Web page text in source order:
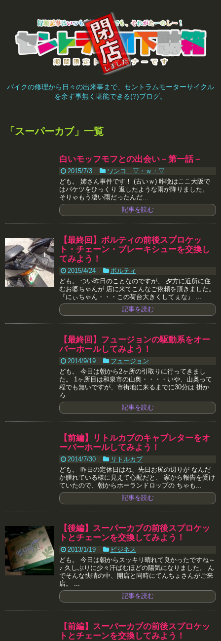
バイクの修理から日々の出来事まで、セントラムモーターサイクル
を余す事無く堪能できる(?)ブログ。
「 スーパーカブ」 一覧
白いモッフモフとの出会い－第一話－
2015/7/3
ワンコ ▽・ｗ・▽
ども。 姉さん事件です！ (古いｗ) 昨晩はここ大阪で
はバケツをひっくり 返したような雨が降りました。
そりゃもう凄い雨だったんだ...
記事を読む
【最終回】ボルティの前後スプロケッ
ト・チェーン・ブレーキシューを交換し
てみよう！
2015/4/24
ボルティ
ども。 つい昨日のことなのですが、 夕方に近所に住
むお婆ちゃんが 店に来てこんなご依頼を頂きました。
『にぃちゃん・・・この荷台大きくしてぇな』 ...
記事を読む
【最終回】フュージョンの駆動系をオー
バーホールしてみよう！
2014/9/19
フュージョン
ども。 今日は朝から2ヶ所の引取りに行ってきまし
た。 1ヶ所目は和泉市の山奥・・・・いや、山奥って
程でも無いですが、市街地に来るまでに30分は 掛か
ろ...
記事を読む
【前編】リトルカブのキャブレターをオ
ーバーホールしてみよう！
2014/7/30
リトルカブ
ども。 昨日の定休日はね、先日お尻の辺りが なんだ
か腫れている様に見えて心配だと、 家から報告を受け
ていたので、朝からホーランドロップの ちゃも...
記事を読む
【後編】スーパーカブの前後スプロケッ
トとチェーンを交換してみよう！
2013/1/19
ビジネス
ども。 今日は朝からスッキリ晴れて良かったですね～
♪ 久しぶりに少々汗ばむほどの陽気になりました。 ん
でそんな快晴の中、開店と同時にてんちょさんがご来
店。 ...
記事を読む
【前編】スーパーカブの前後スプロケッ
トとチェーンを交換してみよう！